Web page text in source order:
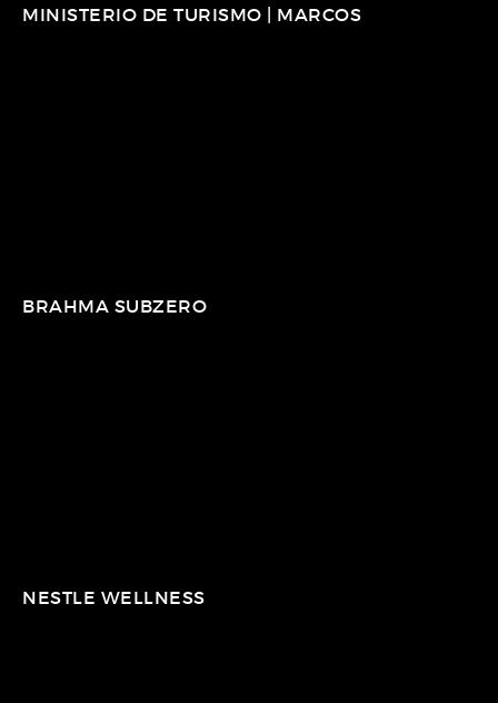
MINISTERIO DE TURISMO | MARCOS
BRAHMA SUBZERO
NESTLE WELLNESS